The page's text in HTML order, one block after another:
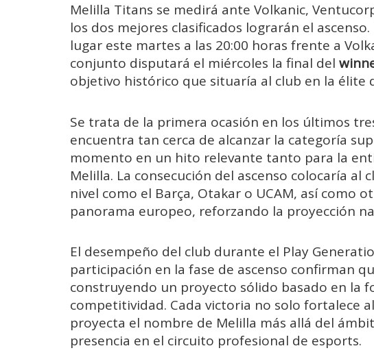
Melilla Titans se medirá ante Volkanic,
los dos mejores clasificados lograrán el
lugar este martes a las 20:00 horas frente a
conjunto disputará el miércoles la final del
objetivo histórico que situaría al club en la élite
Se trata de la primera ocasión en los últimos
encuentra tan cerca de alcanzar la categoría
momento en un hito relevante tanto para la
Melilla. La consecución del ascenso colocaría
nivel como el Barça, Otakar o UCAM, así como
panorama europeo, reforzando la proyección
El desempeño del club durante el Play
participación en la fase de ascenso confirman
construyendo un proyecto sólido basado en la
competitividad. Cada victoria no solo fortalece
proyecta el nombre de Melilla más allá del
presencia en el circuito profesional de esports.